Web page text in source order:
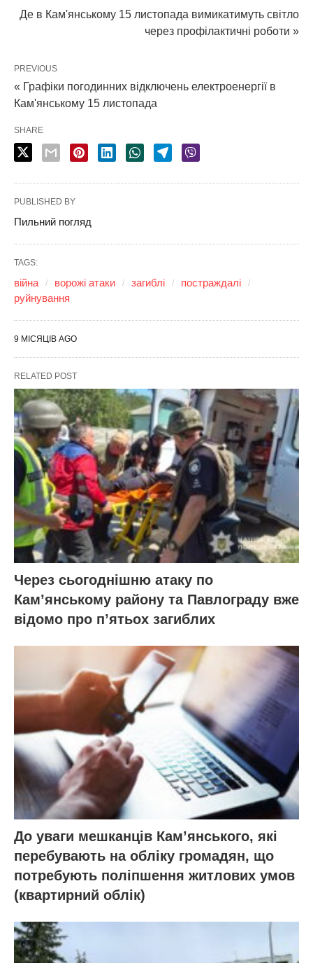
Де в Кам'янському 15 листопада вимикатимуть світло
через профілактичні роботи »
PREVIOUS
« Графіки погодинних відключень електроенергії в
Кам'янському 15 листопада
SHARE
PUBLISHED BY
Пильний погляд
TAGS:
війна ворожі атаки загиблі
постраждалі
руйнування
9 МІСЯЦІВ AGO
RELATED POST
Через сьогоднішню атаку по
Кам’янському району та Павлограду вже
відомо про п’ятьох загиблих
До уваги мешканців Кам’янського, які
перебувають на обліку громадян, що
потребують поліпшення житлових умов
(квартирний облік)